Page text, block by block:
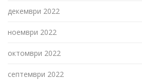
декември 2022
ноември 2022
октомври 2022
септември 2022